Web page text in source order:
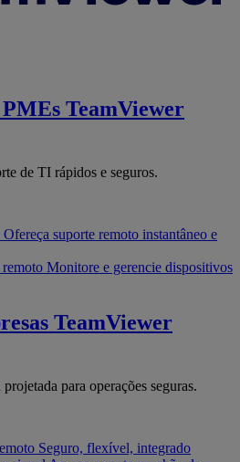
PMEs TeamViewer
de TI rápidos e seguros.
Ofereça suporte remoto instantâneo e
Monitore e gerencie dispositivos
TeamViewer
para operações seguras.
Seguro, flexível, integrado